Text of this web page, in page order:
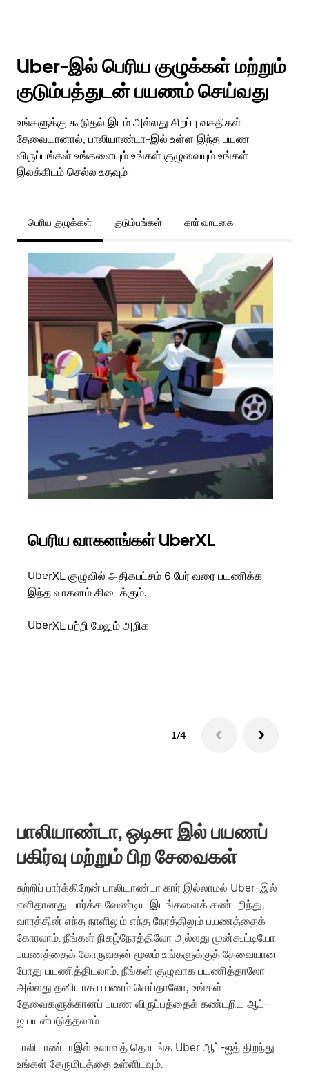
Uber-இல் பெரிய குழுக்கள் மற்றும்
குடும்பத்துடன் பயணம் செய்வது
உங்களுக்கு கூடுதல் இடம் அல்லது சிறப்பு வசதிகள்
தேவையானால், பாலியாண்டா-இல் உள்ள இந்த பயண
விருப்பங்கள் உங்களையும் உங்கள் குழுவையும் உங்கள்
இலக்கிடம் செல்ல உதவும்.
பெரிய குழுக்கள் குடும்பங்கள் கார் வாடகை
பெரிய வாகனங்கள் UberXL
UberXL குழுவில் அதிகபட்சம் 6 பேர் வரை பயணிக்க
இந்த வாகனம் கிடைக்கும்.
UberXL பற்றி மேலும் அறிக
1/4
பாலியாண்டா, ஒடிசா இல் பயணப்
பகிர்வு மற்றும் பிற சேவைகள்
சுற்றிப் பார்க்கிறேன் பாலியாண்டா கார் இல்லாமல் Uber-இல்
எளிதானது. பார்க்க வேண்டிய இடங்களைக் கண்டறிந்து,
வாரத்தின் எந்த நாளிலும் எந்த நேரத்திலும் பயணத்தைக்
கோரலாம். நீங்கள் நிகழ்நேரத்திலோ அல்லது முன்கூட்டியோ
பயணத்தைக் கோருவதன் மூலம் உங்களுக்குத் தேவையான
போது பயணித்திடலாம். நீங்கள் குழுவாக பயணித்தாலோ
அல்லது தனியாக பயணம் செய்தாலோ, உங்கள்
தேவைகளுக்கானப் பயண விருப்பத்தைக் கண்டறிய ஆப்-
ஐ பயன்படுத்தலாம்.
பாலியாண்டாஇல் உலாவத் தொடங்க Uber ஆப்-ஐத் திறந்து
உங்கள் சேருமிடத்தை உள்ளிடவும்.